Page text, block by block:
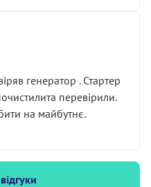
генератор . Стартер
перевірили.
на майбутнє.